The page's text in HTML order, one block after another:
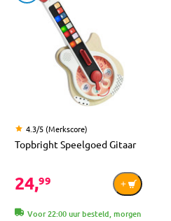
4.3/5 (Merkscore)
Topbright Speelgoed Gitaar
24,99
Voor 22:00 uur besteld, morgen